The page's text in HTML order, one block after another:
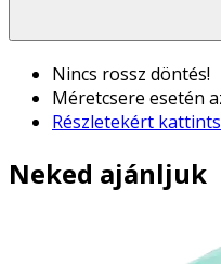
Nincs rossz döntés!
Méretcsere esetén
Részletekért
Neked ajánljuk